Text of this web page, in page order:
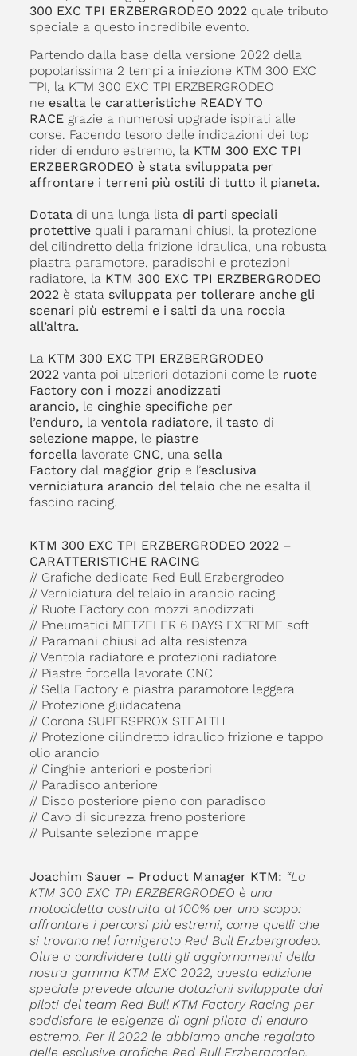
300 EXC TPI ERZBERGRODEO 2022quale tributo
speciale a questo incredibile evento.
Partendo dalla base della versione 2022 della
popolarissima 2 tempi a iniezione KTM 300 EXC
TPI, la KTM 300 EXC TPI ERZBERGRODEO
ne esalta le caratteristiche READY TO
RACE grazie a numerosi upgrade ispirati alle
corse. Facendo tesoro delle indicazioni dei top
rider di enduro estremo, la KTM 300 EXC TPI
ERZBERGRODEO è stata sviluppata per
affrontare i terreni più ostili di tutto il pianeta.
Dotata di una lunga lista di parti speciali
protettive quali i paramani chiusi, la protezione
del cilindretto della frizione idraulica, una robusta
piastra paramotore, paradischi e protezioni
radiatore, la KTM 300 EXC TPI ERZBERGRODEO
2022 è stata sviluppata per tollerare anche gli
scenari più estremi e i salti da una roccia
all’altra.
La KTM 300 EXC TPI ERZBERGRODEO
2022 vanta poi ulteriori dotazioni come le ruote
Factory con i mozzi anodizzati
arancio, le cinghie specifiche per
l’enduro, la ventola radiatore, il tasto di
selezione mappe, le piastre
forcella lavorate CNC, una sella
Factorydal maggior grip e l’esclusiva
verniciatura arancio del telaio che ne esalta il
fascino racing.
KTM 300 EXC TPI ERZBERGRODEO 2022 –
CARATTERISTICHE RACING
// Grafiche dedicate Red Bull Erzbergrodeo
// Verniciatura del telaio in arancio racing
// Ruote Factory con mozzi anodizzati
// Pneumatici METZELER 6 DAYS EXTREME soft
// Paramani chiusi ad alta resistenza
// Ventola radiatore e protezioni radiatore
// Piastre forcella lavorate CNC
// Sella Factory e piastra paramotore leggera
// Protezione guidacatena
// Corona SUPERSPROX STEALTH
// Protezione cilindretto idraulico frizione e tappo
olio arancio
// Cinghie anteriori e posteriori
// Paradisco anteriore
// Disco posteriore pieno con paradisco
// Cavo di sicurezza freno posteriore
// Pulsante selezione mappe
Joachim Sauer – Product Manager KTM: “La
KTM 300 EXC TPI ERZBERGRODEO è una
motocicletta costruita al 100% per uno scopo:
affrontare i percorsi più estremi, come quelli che
si trovano nel famigerato Red Bull Erzbergrodeo.
Oltre a condividere tutti gli aggiornamenti della
nostra gamma KTM EXC 2022, questa edizione
speciale prevede alcune dotazioni sviluppate dai
piloti del team Red Bull KTM Factory Racing per
soddisfare le esigenze di ogni pilota di enduro
estremo. Per il 2022 le abbiamo anche regalato
delle esclusive grafiche Red Bull Erzbergrodeo,